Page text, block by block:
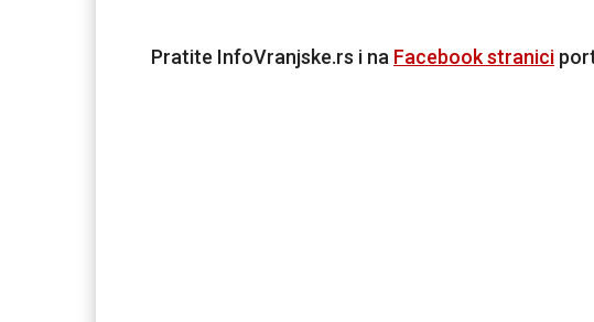
Pratite InfoVranjske.rs i na Facebook stranici